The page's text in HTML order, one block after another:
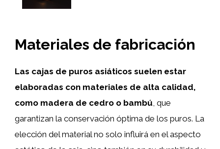
Materiales de fabricación
Las cajas de puros asiáticos suelen estar
elaboradas con materiales de alta calidad,
como madera de cedro o bambú, que
garantizan la conservación óptima de los puros. La
elección del material no solo influirá en el aspecto